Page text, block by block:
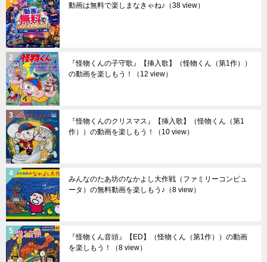
動画は無料で楽しまなきゃね♪ （38 view）
『怪物くんの子守歌』【挿入歌】（怪物くん（第1作））
の動画を楽しもう！
（12 view）
『怪物くんのクリスマス』【挿入歌】（怪物くん（第1
作））の動画を楽しもう！
（10 view）
みんなのたあ坊のなかよし大作戦（ファミリーコンピュ
ータ）の無料動画を楽しもう♪ （8 view）
『怪物くん音頭』【ED】（怪物くん（第1作））の動画
を楽しもう！
（8 view）